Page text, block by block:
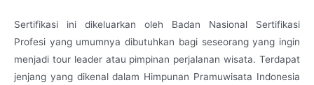
Sertifikasi ini dikeluarkan oleh Badan Nasional Sertifikasi
Profesi yang umumnya dibutuhkan bagi seseorang yang ingin
menjadi tour leader atau pimpinan perjalanan wisata. Terdapat
jenjang yang dikenal dalam Himpunan Pramuwisata Indonesia